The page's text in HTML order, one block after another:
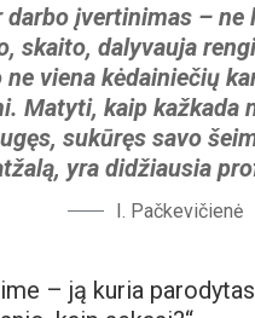
darbo įvertinimas –
skaito, dalyvauja
viena kėdainiečių
Matyti, kaip kažkada
sukūręs savo
yra didžiausia
I. Pačkevičienė
– ją kuria